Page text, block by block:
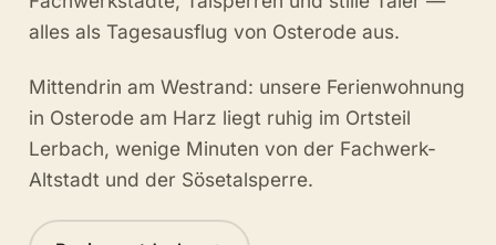
alles als Tagesausflug von Osterode aus.
Mittendrin am Westrand: unsere Ferienwohnung
in Osterode am Harz liegt ruhig im Ortsteil
Lerbach, wenige Minuten von der Fachwerk-
Altstadt und der Sösetalsperre.